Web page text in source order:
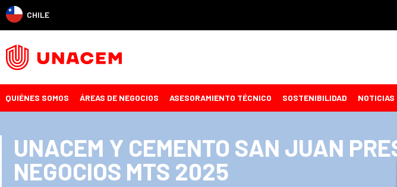
CHILE
QUIÉNES SOMOS ÁREAS DE NEGOCIOS ASESORAMIENTO TÉCNICO SOSTENIBILIDAD NOTICIAS
UNACEM Y CEMENTO SAN JUAN
NEGOCIOS MTS 2025